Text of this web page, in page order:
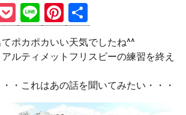
P
o
ck
Li
n
e
Pi
nt
er
t
有
ポカポカいい天気でしたね^^
ルティメットフリスビーの練習を終え
・これはあの話を聞いてみたい・・・